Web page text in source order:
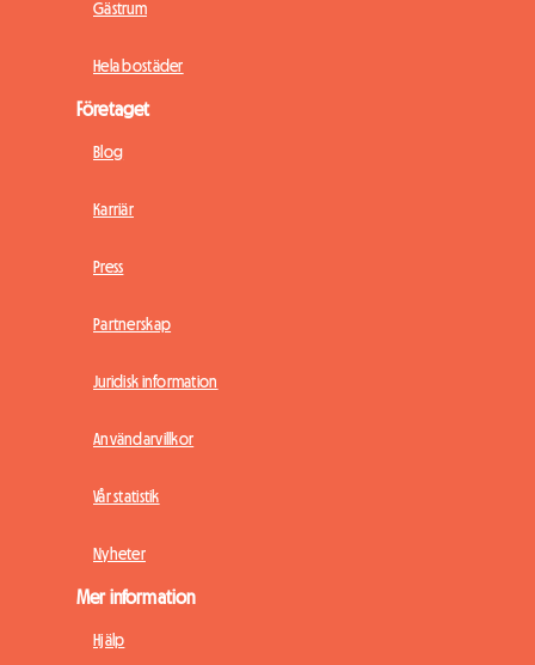
Gästrum
Hela bostäder
Företaget
Blog
Karriär
Press
Partnerskap
Juridisk information
Användarvillkor
Vår statistik
Nyheter
Mer information
Hjälp